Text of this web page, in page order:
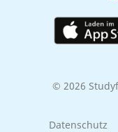
© 2026
Datenschutz